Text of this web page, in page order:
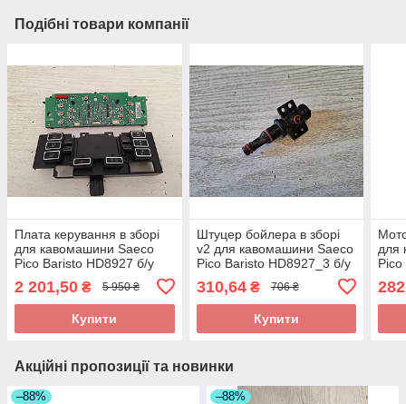
Подібні товари компанії
Плата керування в зборі
для кавомашини Saeco
Pico Baristo HD8927 б/у
1.930.301.00_V02
2 201,50 ₴ 5 950 ₴
Купити
Штуцер бойлера в зборі
v2 для кавомашини Saeco
Pico Baristo HD8927_3 б/у
310,64₴ 706 ₴
Купити
для
Акційні пропозиції та новинки
–88% –88%